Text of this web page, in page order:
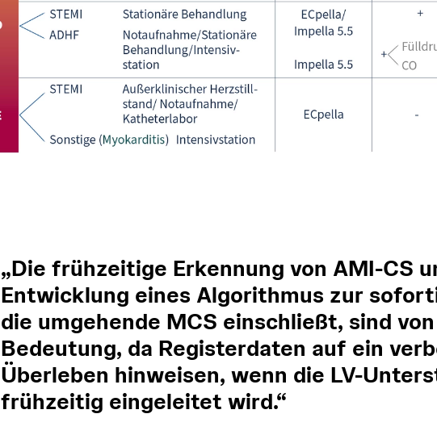
„Die frühzeitige Erkennung von AMI-CS
Entwicklung eines Algorithmus zur
die umgehende MCS einschließt, sind
Bedeutung, da Registerdaten auf ein
Überleben hinweisen, wenn die LV-
frühzeitig eingeleitet wird.“